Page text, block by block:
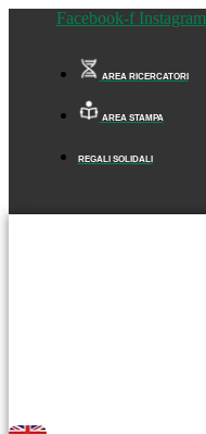
Facebook-f Instagram
AREA RICERCATORI
AREA STAMPA
REGALI SOLIDALI